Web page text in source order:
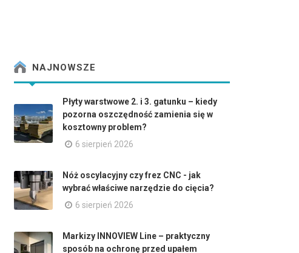
NAJNOWSZE
Płyty warstwowe 2. i 3. gatunku – kiedy
pozorna oszczędność zamienia się w
kosztowny problem?
6 sierpień 2026
Nóż oscylacyjny czy frez CNC - jak
wybrać właściwe narzędzie do cięcia?
6 sierpień 2026
Markizy INNOVIEW Line – praktyczny
sposób na ochronę przed upałem